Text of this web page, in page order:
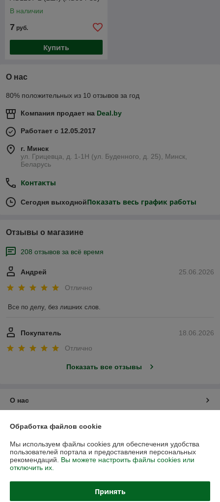
В наличии
7 руб.
Купить
О нас
80% положительных из 10 отзывов за год
Компания продает на Deal.by
Работает с 12.05.2017
г. Минск
ул. Грицевца, д. 1-1Н (ул. Буденного, д. 25), Минск,
Беларусь
Контакты
Сегодня выходнойПоказать весь график работы
Отзывы о магазине
208 отзывов за всё время
25.06.2026
Андрей
Отлично
Все по делу, без лишних слов.
18.06.2026
Покупатель
Отлично
Показать все отзывы
О нас
Контакты
Доставка и оплата
График работы
Обработка файлов cookie
Мы используем файлы cookies для обеспечения удобства
пользователей портала и предоставления персональных
рекомендаций. Вы можете настроить файлы cookies или
отключить их.
Принять